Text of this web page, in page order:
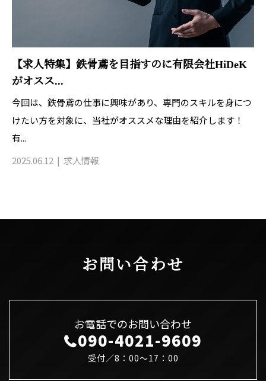
【求人特集】鉄骨鳶を目指すのに有限会社HiDeK
がオスス...
今回は、鉄骨鳶の仕事に興味があり、専門のスキルを身につ
けたい方を対象に、当社がオススメな理由を紹介します！
有...
2025.06.12
求人情報
お問い合わせ
お電話でのお問い合わせ
090-4021-9609
受付／8：00～17：00